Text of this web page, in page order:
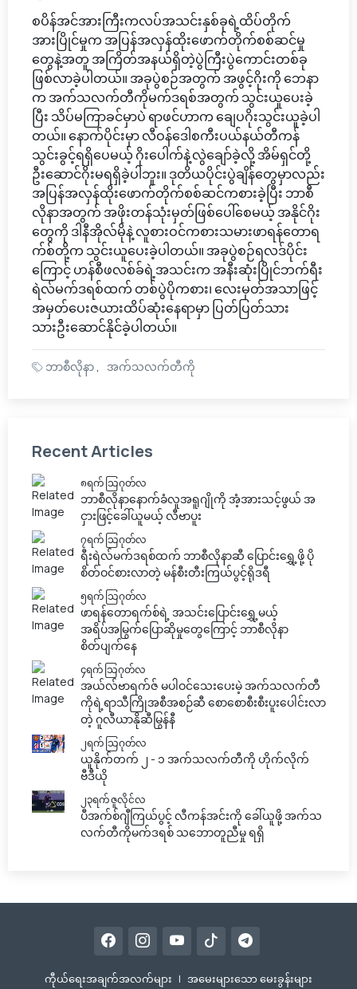
စပိန်အင်အားကြီးကလပ်အသင်းနှစ်ခုရဲ့ထိပ်တိုက်
အားပြိုင်မှုက အပြန်အလှန်ထိုးဖောက်တိုက်စစ်ဆင်မှု
တွေနဲ့အတူ အကြိတ်အနယ်ရှိတဲ့ပွဲကြီးပွဲကောင်းတစ်ခု
ဖြစ်လာခဲ့ပါတယ်။ အခုပွဲစဉ်အတွက် အဖွင့်ဂိုးကို ဘေနာ
က အက်သလက်တီကိုမက်ဒရစ်အတွက် သွင်းယူပေးခဲ့
ပြီး သိပ်မကြာခင်မှာပဲ ရာဖင်ဟာက ချေပဂိုးသွင်းယူခဲ့ပါ
တယ်။ နောက်ပိုင်းမှာ လီဝန်ဒေါစကီးပယ်နယ်တီကန်
သွင်းခွင့်ရရှိပေမယ့် ဂိုးပေါက်နဲ့လွဲချော်ခဲ့လို့ အိမ်ရှင်တို့
ဦးဆောင်ဂိုးမရရှိခဲ့ပါဘူး။ ဒုတိယပိုင်းပွဲချိန်တွေမှာလည်း
အပြန်အလှန်ထိုးဖောက်တိုက်စစ်ဆင်ကစားခဲ့ပြီး ဘာစီ
လိုနာအတွက် အဖိုးတန်သုံးမှတ်ဖြစ်ပေါ်စေမယ့် အနိုင်ဂိုး
တွေကို ဒါနီအိုလ်မိုနဲ့ လူစားဝင်ကစားသမားဖာရန်တောရ
က်စ်တို့က သွင်းယူပေးခဲ့ပါတယ်။ အခုပွဲစဉ်ရလဒ်ပိုင်း
ကြောင့် ဟန်စီဖလစ်ခ်ရဲ့အသင်းက အနီးဆုံးပြိုင်ဘက်ရီး
ရဲလ်မက်ဒရစ်ထက် တစ်ပွဲပိုကစား၊ လေးမှတ်အသာဖြင့်
အမှတ်ပေးဇယားထိပ်ဆုံးနေရာမှာ ပြတ်ပြတ်သား
သားဦးဆောင်နိုင်ခဲ့ပါတယ်။
ဘာစီလိုနာ အက်သလက်တီကို
Recent Articles
၈ရက် သြဂုတ်လ
ဘာစီလိုနာနောက်ခံလူအရူဂျိုကို အံ့အားသင့်ဖွယ် အ
ငှားဖြင့်ခေါ်ယူမယ့် လီဗာပူး
၇ရက် သြဂုတ်လ
ရီးရဲလ်မက်ဒရစ်ထက် ဘာစီလိုနာဆီ ပြောင်းရွှေ့ဖို့ ပို
စိတ်ဝင်စားလာတဲ့ မန်စီးတီးကြယ်ပွင့်ရိုဒရီ
၅ရက် သြဂုတ်လ
ဖာရန်တောရက်စ်ရဲ့ အသင်းပြောင်းရွှေ့မယ့်
အရိပ်အမြွက်ပြောဆိုမှုတွေကြောင့် ဘာစီလိုနာ
စိတ်ပျက်နေ
၄ရက် သြဂုတ်လ
အယ်လ်ဗာရက်ဇ် မပါဝင်သေးပေးမဲ့ အက်သလက်တီ
ကိုရဲ့ရာသီကြိုအစီအစဉ်ဆီ စောစောစီးစီးပူးပေါင်းလာ
တဲ့ ဂူလီယာနိုဆီမြွန်နီ
၂ရက် သြဂုတ်လ
ယူနိုက်တက် ၂ - ၁ အက်သလက်တီကို ဟိုက်လိုက်
ဗီဒီယို
၂၃ရက် ဇူလိုင်လ
ပီအက်စ်ဂျီကြယ်ပွင့် လီကန်အင်းကို ခေါ်ယူဖို့ အက်သ
လက်တီကိုမက်ဒရစ် သဘောတူညီမှု ရရှိ
ကီုယ်ရေးအချက်အလက်များ | အမေးများသော မေးခွန်းများ